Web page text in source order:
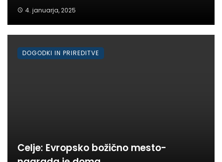
4. januarja, 2025
Celje: Evropsko božično mesto-
DOGODKI IN PRIREDITVE